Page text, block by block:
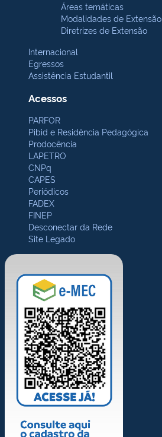
Áreas temáticas
Modalidades de Extensão
Diretrizes de Extensão
Internacional
Egressos
Assistência Estudantil
Acessos
PARFOR
Pibid e Residência Pedagógica
Prodocência
LAPETRO
CNPq
CAPES
Periódicos
FADEX
FINEP
Desconectar da Rede
Site Legado